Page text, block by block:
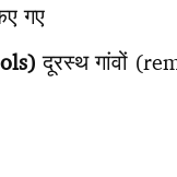
गए
दूरस्थ गांवों